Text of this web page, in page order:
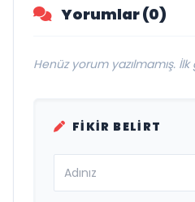
Yorumlar (0)
Henüz yorum yazılmamış.
FIKIR BELIRT